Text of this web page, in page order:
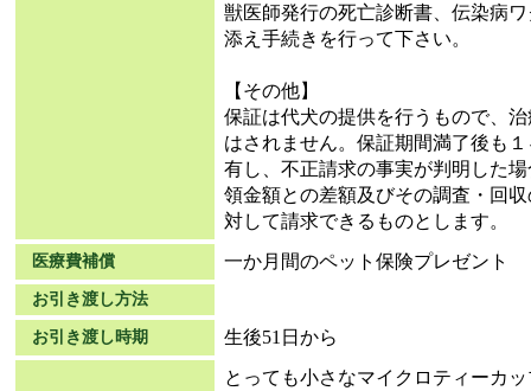
獣医師発行の死亡診断書、伝染病
添え手続きを行って下さい。
【その他】
保証は代犬の提供を行うもので、
はされません。保証期間満了後も
有し、不正請求の事実が判明した
領金額との差額及びその調査・回
対して請求できるものとします。
医療費補償 一か月間のペット保険プレゼント
お引き渡し方法
お引き渡し時期
生後51日から
とっても小さなマイクロティーカ